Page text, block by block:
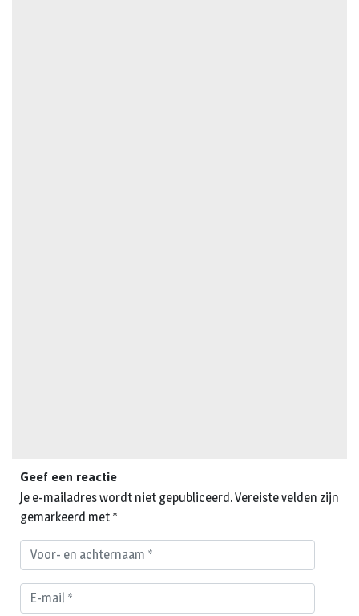
Geef een reactie
Je e-mailadres wordt niet gepubliceerd.Vereiste velden zijn
gemarkeerd met *